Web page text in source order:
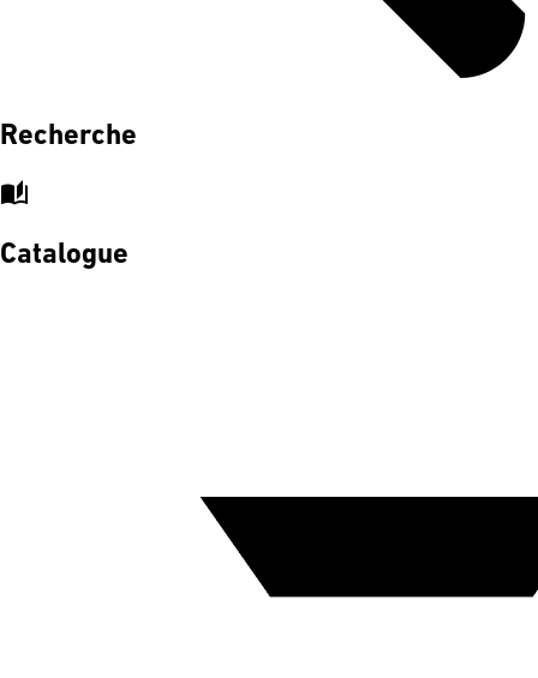
Recherche
auto_stories
Catalogue